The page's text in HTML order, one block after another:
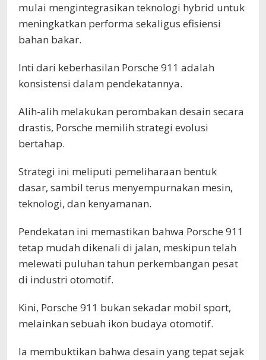
mulai mengintegrasikan teknologi hybrid untuk
meningkatkan performa sekaligus efisiensi
bahan bakar.
Inti dari keberhasilan Porsche 911 adalah
konsistensi dalam pendekatannya.
Alih-alih melakukan perombakan desain secara
drastis, Porsche memilih strategi evolusi
bertahap.
Strategi ini meliputi pemeliharaan bentuk
dasar, sambil terus menyempurnakan mesin,
teknologi, dan kenyamanan.
Pendekatan ini memastikan bahwa Porsche 911
tetap mudah dikenali di jalan, meskipun telah
melewati puluhan tahun perkembangan pesat
di industri otomotif.
Kini, Porsche 911 bukan sekadar mobil sport,
melainkan sebuah ikon budaya otomotif.
Ia membuktikan bahwa desain yang tepat sejak